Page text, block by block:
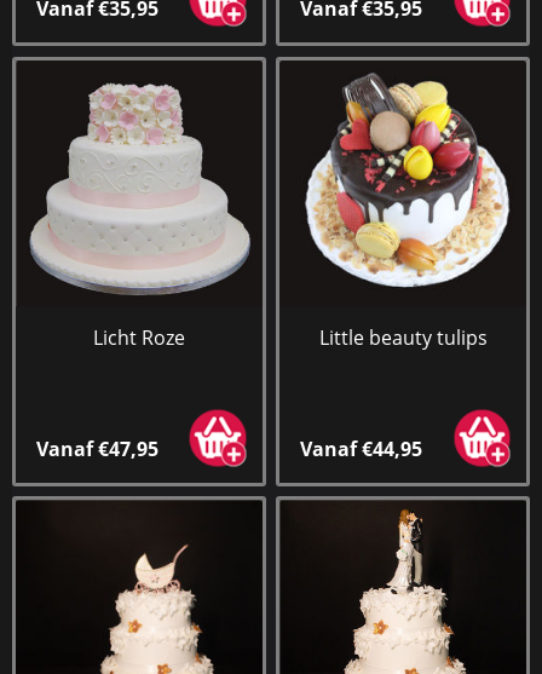
Vanaf €35,95 Vanaf €35,95
Licht Roze
Vanaf €47,95
Little beauty tulips
Vanaf €44,95